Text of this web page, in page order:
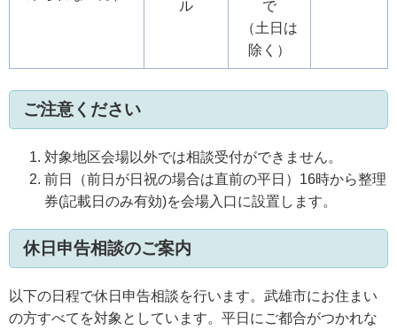
ル
で
（土日は
除く）
ご注意ください
対象地区会場以外では相談受付ができません。
前日（前日が日祝の場合は直前の平日）16時から整理
券(記載日のみ有効)を会場入口に設置します。
休日申告相談のご案内
以下の日程で休日申告相談を行います。武雄市にお住まい
の方すべてを対象としています。平日にご都合がつかれな